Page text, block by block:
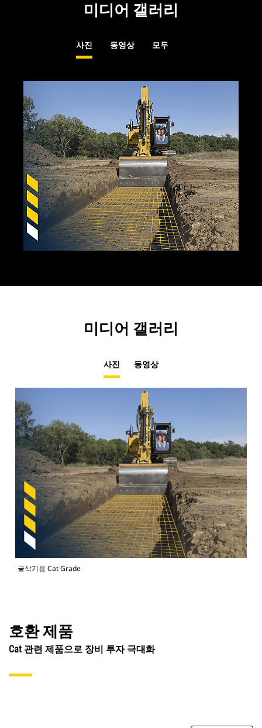
미디어 갤러리
사진 동영상 모두
미디어 갤러리
사진 동영상
굴삭기용 Cat Grade
호환 제품
Cat 관련 제품으로 장비 투자 극대화